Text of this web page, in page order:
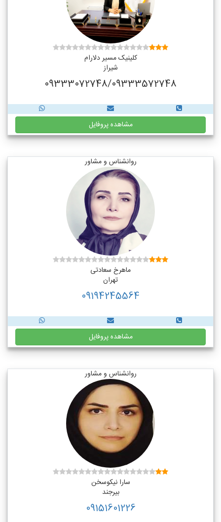
کلینیک مسیر دلارام
شیراز
09333072748/09333572748
مشاهده پروفایل
روانشناس و مشاور
ماهرخ سعادتی
تهران
09194245564
مشاهده پروفایل
روانشناس و مشاور
سارا نیکوسخن
بیرجند
09151601226